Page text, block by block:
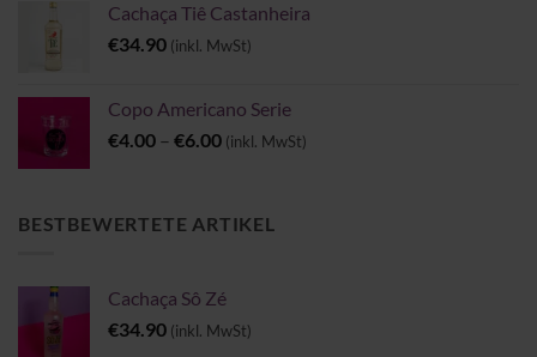
Cachaça Tiê Castanheira
€34.90 (inkl. MwSt)
Copo Americano Serie
€4.00 – €6.00Preisspanne:
€6.00
(inkl. MwSt)
BESTBEWERTETE ARTIKEL
Cachaça Sô Zé
€34.90 (inkl. MwSt)